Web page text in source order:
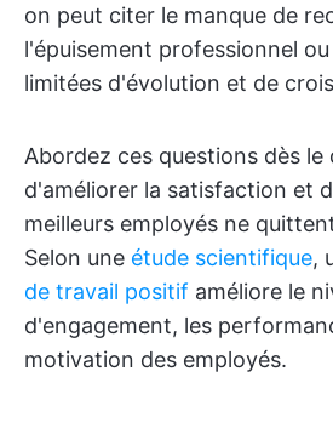
on peut citer le manque de
l'épuisement professionnel
limitées d'évolution et de
Abordez ces questions dès le
d'améliorer la satisfaction et
meilleurs employés ne
Selon une étude scientifique,
de travail positif améliore le
d'engagement, les
motivation des employés.